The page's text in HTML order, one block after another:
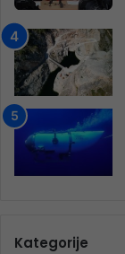
Kategorije